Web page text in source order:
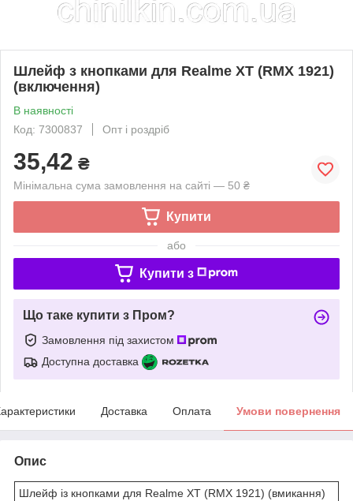
Шлейф з кнопками для Realme XT (RMX 1921)
(включення)
В наявності
Код: 7300837
Опт і роздріб
35,42 ₴
Мінімальна сума замовлення на сайті — 50 ₴
Купити
або
Купити з
Що таке купити з Пром?
Замовлення під захистом
Доступна доставка
Доставка Оплата Умови повернення
Опис
Шлейф із кнопками для Realme XT (RMX 1921) (вмикання)